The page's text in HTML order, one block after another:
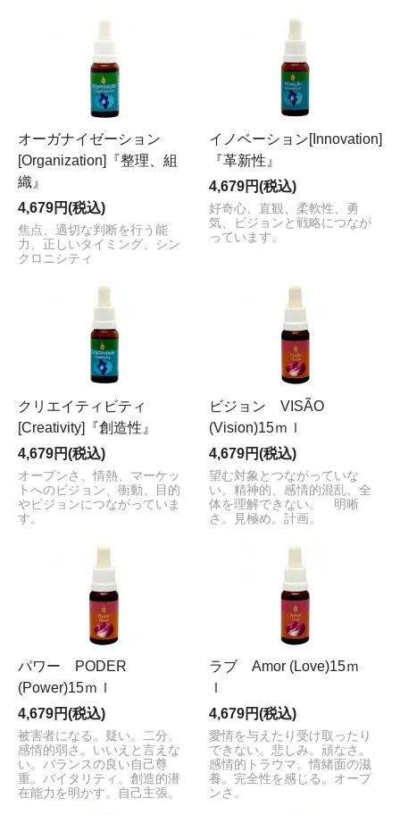
オーガナイゼーション
[Organization]『整理、組
織』
4,679円(税込)
焦点、適切な判断を行う能
力、正しいタイミング、シン
クロニシティ
イノベーション[Innovation]
『革新性』
4,679円(税込)
好奇心、直観、柔軟性、勇
気、ビジョンと戦略につなが
っています。
クリエイティビティ
[Creativity]『創造性』
4,679円(税込)
オープンさ、情熱、マーケッ
トへのビジョン、衝動、目的
やビジョンにつながっていま
す。
ビジョン VISÃO
(Vision)15ｍｌ
4,679円(税込)
望む対象とつながっていな
い。精神的、感情的混乱。全
体を理解できない。 明晰
さ。見極め。計画。
パワー PODER
(Power)15ｍｌ
4,679円(税込)
被害者になる。疑い。二分。
感情的弱さ。いいえと言えな
い。バランスの良い自己尊
重。バイタリティ。創造的潜
在能力を明かす。自己主張。
ラブ Amor (Love)15ｍ
4,679円(税込)
愛情を与えたり受け取ったり
できない。悲しみ。頑なさ。
感情的トラウマ。情緒面の滋
養。完全性を感じる。オープ
ンさ。